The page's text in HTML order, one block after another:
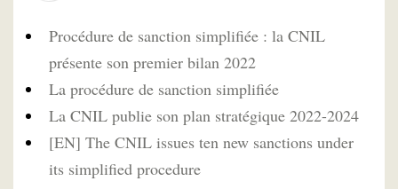
Procédure de sanction simplifiée : la CNIL
présente son premier bilan 2022
La procédure de sanction simplifiée
La CNIL publie son plan stratégique 2022-2024
[EN] The CNIL issues ten new sanctions under
its simplified procedure